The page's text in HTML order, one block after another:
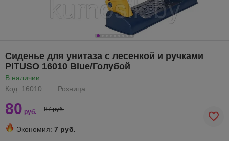
Сиденье для унитаза с лесенкой и ручками
PITUSO 16010 Blue/Голубой
В наличии
Код: 16010
Розница
80 руб. 87 руб.
Экономия: 7 руб.